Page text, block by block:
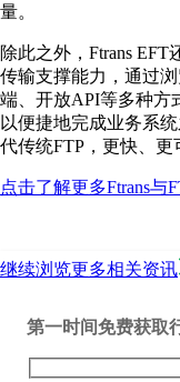
量。
除此之外，Ftrans
传输⽀撑能⼒，通过
端、开放API等多种⽅
以便捷地完成业务系
代传统FTP，更快、更
点击了解更多Ftrans与
继续浏览更多相关资讯
第一时间免费获取